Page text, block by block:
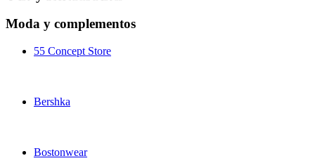
Moda y complementos
55 Concept Store
Bershka
Bostonwear